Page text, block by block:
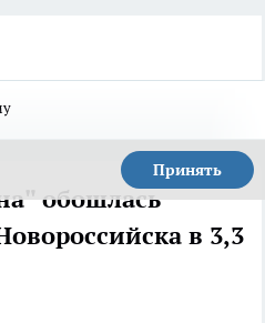
Принять
обошлась
в 3,3